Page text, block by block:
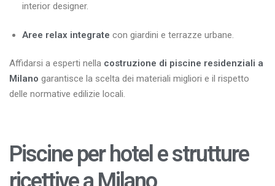
interior designer.
Aree relax integrate con giardini e terrazze urbane.
Affidarsi a esperti nella costruzione di piscine residenziali a
Milano garantisce la scelta dei materiali migliori e il rispetto
delle normative edilizie locali.
Piscine per hotel e strutture